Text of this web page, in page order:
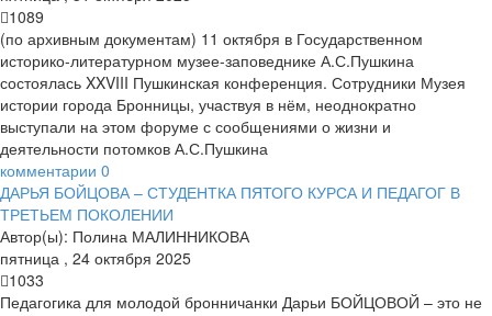
1089
(по архивным документам) 11 октября в Государственном
историко-литературном музее-заповеднике А.С.Пушкина
состоялась XXVIII Пушкинская конференция. Сотрудники Музея
истории города Бронницы, участвуя в нём, неоднократно
выступали на этом форуме с сообщениями о жизни и
деятельности потомков А.С.Пушкина
комментарии 0
ДАРЬЯ БОЙЦОВА – СТУДЕНТКА ПЯТОГО КУРСА И ПЕДАГОГ В
ТРЕТЬЕМ ПОКОЛЕНИИ
Автор(ы): Полина МАЛИННИКОВА
пятница , 24 октября 2025
1033
Педагогика для молодой бронничанки Дарьи БОЙЦОВОЙ – это не